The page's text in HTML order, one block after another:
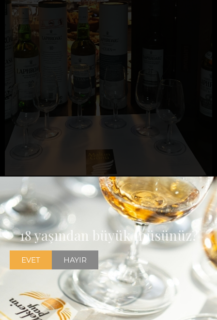
Meleklerin Payı Viski Kulübü MALTIN GÜNÜ, son tadım
gecesinde Laphroaig'in 5 ekspresyonuyla Laphroaig Dikey
Tadımı yaparak markanın 200. kuruluş yıldönümünü kutladı.
18 yaşından büyük müsünüz?
EVET HAYIR